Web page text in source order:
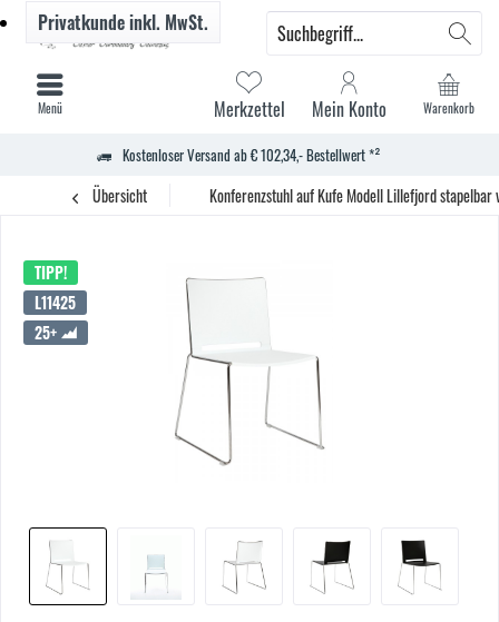
Kostenloser Versand ab € 102,34,- Bestellwert *²
Warenkorb
Merkzettel Mein Konto
Privatkundeinkl. MwSt.
Menü
Übersicht Konferenzstuhl auf Kufe Modell Lillefjord
TIPP!
L11425
25+